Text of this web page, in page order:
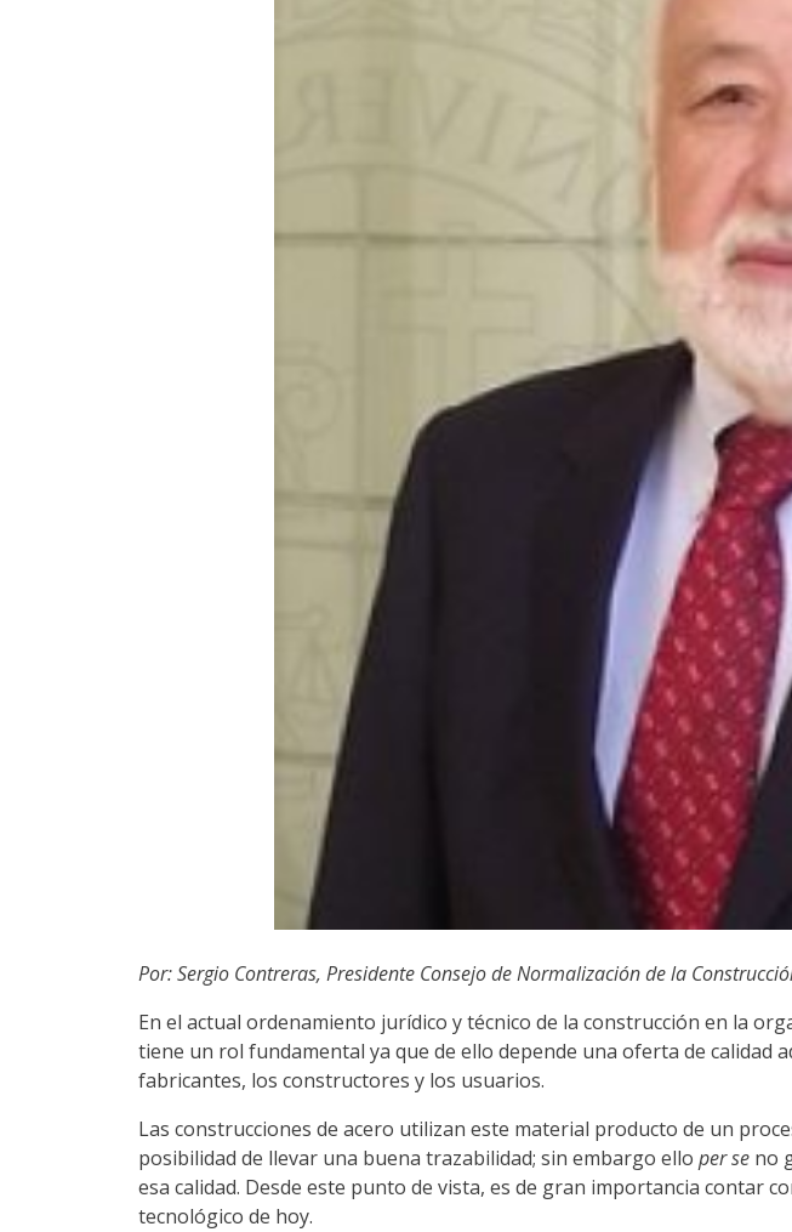
Por: Sergio Contreras, Presidente Consejo de Normalización de la
En el actual ordenamiento jurídico y técnico de la construcción en la
tiene un rol fundamental ya que de ello depende una oferta de calidad
fabricantes, los constructores y los usuarios.
Las construcciones de acero utilizan este material producto de un
posibilidad de llevar una buena trazabilidad; sin embargo ello per se no
esa calidad. Desde este punto de vista, es de gran importancia contar
tecnológico de hoy.